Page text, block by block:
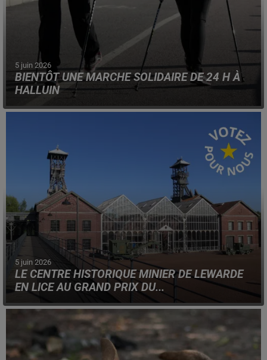
5 juin 2026
BIENTÔT UNE MARCHE SOLIDAIRE DE 24 H À
HALLUIN
Le but est de former des équipes, afin d'assurer un relais
5 juin 2026
LE CENTRE HISTORIQUE MINIER DE LEWARDE
EN LICE AU GRAND PRIX DU...
Les votes sont ouverts jusqu'au 28 juin prochain, pour
soutenir le musée et lieu historique de la région.